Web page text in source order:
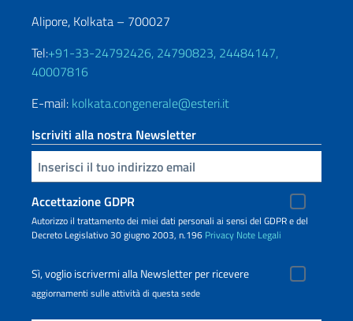
Alipore, Kolkata – 700027
Tel:+91-33-24792426, 24790823, 24484147,
40007816
E-mail: kolkata.congenerale@esteri.it
Iscriviti alla nostra Newsletter
Inserisci la tua email
Accettazione GDPR
Autorizzo il trattamento dei miei dati personali ai sensi del GDPR e del
Decreto Legislativo 30 giugno 2003, n.196 Privacy Note Legali
Sì, voglio iscrivermi alla Newsletter per ricevere
aggiornamenti sulle attività di questa sede